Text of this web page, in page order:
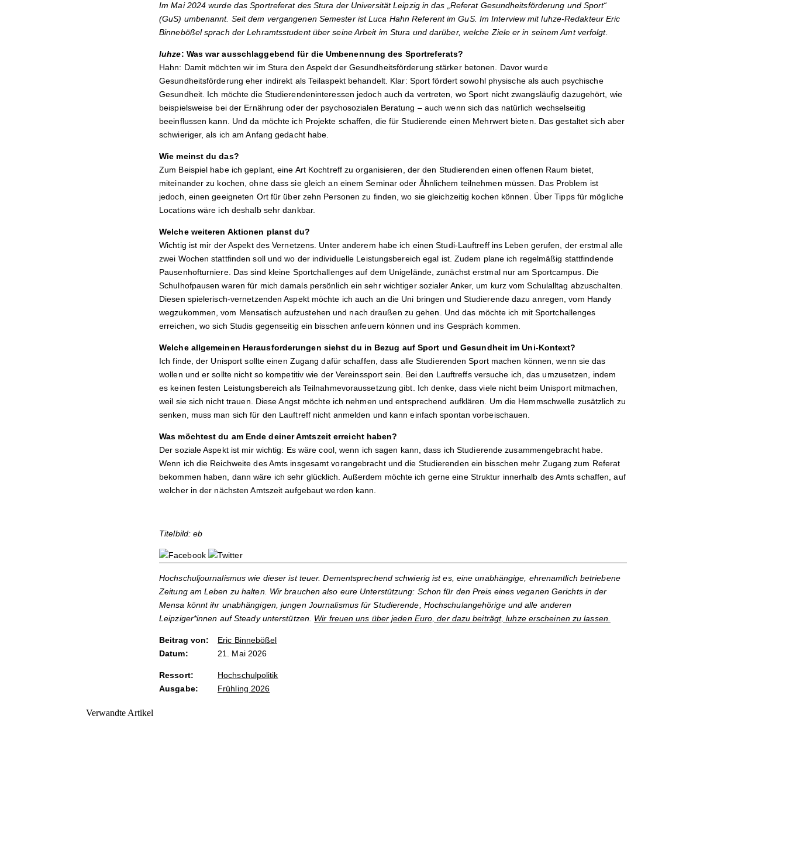
Im Mai 2024 wurde das Sportreferat des Stura der Universität Leipzig in das „Referat Gesundheitsförderung und Sport“
(GuS) umbenannt. Seit dem vergangenen Semester ist Luca Hahn Referent im GuS. Im Interview mit luhze-Redakteur Eric
Binnebößel sprach der Lehramtsstudent über seine Arbeit im Stura und darüber, welche Ziele er in seinem Amt verfolgt.
luhze: Was war ausschlaggebend für die Umbenennung des Sportreferats?
Hahn: Damit möchten wir im Stura den Aspekt der Gesundheitsförderung stärker betonen. Davor wurde
Gesundheitsförderung eher indirekt als Teilaspekt behandelt. Klar: Sport fördert sowohl physische als auch psychische
Gesundheit. Ich möchte die Studierendeninteressen jedoch auch da vertreten, wo Sport nicht zwangsläufig dazugehört, wie
beispielsweise bei der Ernährung oder der psychosozialen Beratung – auch wenn sich das natürlich wechselseitig
beeinflussen kann. Und da möchte ich Projekte schaffen, die für Studierende einen Mehrwert bieten. Das gestaltet sich aber
schwieriger, als ich am Anfang gedacht habe.
Wie meinst du das?
Zum Beispiel habe ich geplant, eine Art Kochtreff zu organisieren, der den Studierenden einen offenen Raum bietet,
miteinander zu kochen, ohne dass sie gleich an einem Seminar oder Ähnlichem teilnehmen müssen. Das Problem ist
jedoch, einen geeigneten Ort für über zehn Personen zu finden, wo sie gleichzeitig kochen können. Über Tipps für mögliche
Locations wäre ich deshalb sehr dankbar.
Welche weiteren Aktionen planst du?
Wichtig ist mir der Aspekt des Vernetzens. Unter anderem habe ich einen Studi-Lauftreff ins Leben gerufen, der erstmal alle
zwei Wochen stattfinden soll und wo der individuelle Leistungsbereich egal ist. Zudem plane ich regelmäßig stattfindende
Pausenhofturniere. Das sind kleine Sportchallenges auf dem Unigelände, zunächst erstmal nur am Sportcampus. Die
Schulhofpausen waren für mich damals persönlich ein sehr wichtiger sozialer Anker, um kurz vom Schulalltag abzuschalten.
Diesen spielerisch-vernetzenden Aspekt möchte ich auch an die Uni bringen und Studierende dazu anregen, vom Handy
wegzukommen, vom Mensatisch aufzustehen und nach draußen zu gehen. Und das möchte ich mit Sportchallenges
erreichen, wo sich Studis gegenseitig ein bisschen anfeuern können und ins Gespräch kommen.
Welche allgemeinen Herausforderungen siehst du in Bezug auf Sport und Gesundheit im Uni-Kontext?
Ich finde, der Unisport sollte einen Zugang dafür schaffen, dass alle Studierenden Sport machen können, wenn sie das
wollen und er sollte nicht so kompetitiv wie der Vereinssport sein. Bei den Lauftreffs versuche ich, das umzusetzen, indem
es keinen festen Leistungsbereich als Teilnahmevoraussetzung gibt. Ich denke, dass viele nicht beim Unisport mitmachen,
weil sie sich nicht trauen. Diese Angst möchte ich nehmen und entsprechend aufklären. Um die Hemmschwelle zusätzlich zu
senken, muss man sich für den Lauftreff nicht anmelden und kann einfach spontan vorbeischauen.
Was möchtest du am Ende deiner Amtszeit erreicht haben?
Der soziale Aspekt ist mir wichtig: Es wäre cool, wenn ich sagen kann, dass ich Studierende zusammengebracht habe.
Wenn ich die Reichweite des Amts insgesamt vorangebracht und die Studierenden ein bisschen mehr Zugang zum Referat
bekommen haben, dann wäre ich sehr glücklich. Außerdem möchte ich gerne eine Struktur innerhalb des Amts schaffen, auf
welcher in der nächsten Amtszeit aufgebaut werden kann.
Titelbild: eb
Hochschuljournalismus wie dieser ist teuer. Dementsprechend schwierig ist es, eine unabhängige, ehrenamtlich betriebene
Zeitung am Leben zu halten. Wir brauchen also eure Unterstützung: Schon für den Preis eines veganen Gerichts in der
Mensa könnt ihr unabhängigen, jungen Journalismus für Studierende, Hochschulangehörige und alle anderen
Leipziger*innen auf Steady unterstützen. Wir freuen uns über jeden Euro, der dazu beiträgt, luhze erscheinen zu lassen.
Beitrag von:
Eric Binnebößel
Datum:
21. Mai 2026
Ressort:
Hochschulpolitik
Ausgabe:
Frühling 2026
Verwandte Artikel